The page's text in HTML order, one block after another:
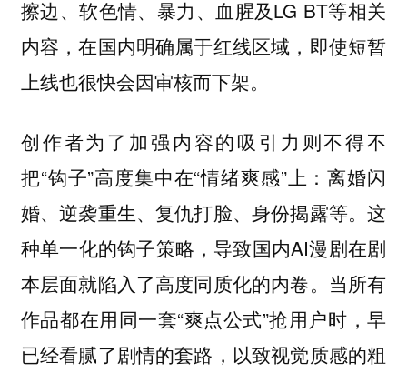
擦边、软色情、暴力、血腥及LG BT等相关
内容，在国内明确属于红线区域，即使短暂
上线也很快会因审核而下架。
创作者为了加强内容的吸引力则不得不
把“钩子”高度集中在“情绪爽感”上：离婚闪
婚、逆袭重生、复仇打脸、身份揭露等。这
种单一化的钩子策略，导致国内AI漫剧在剧
本层面就陷入了高度同质化的内卷。当所有
作品都在用同一套“爽点公式”抢用户时，早
已经看腻了剧情的套路，以致视觉质感的粗